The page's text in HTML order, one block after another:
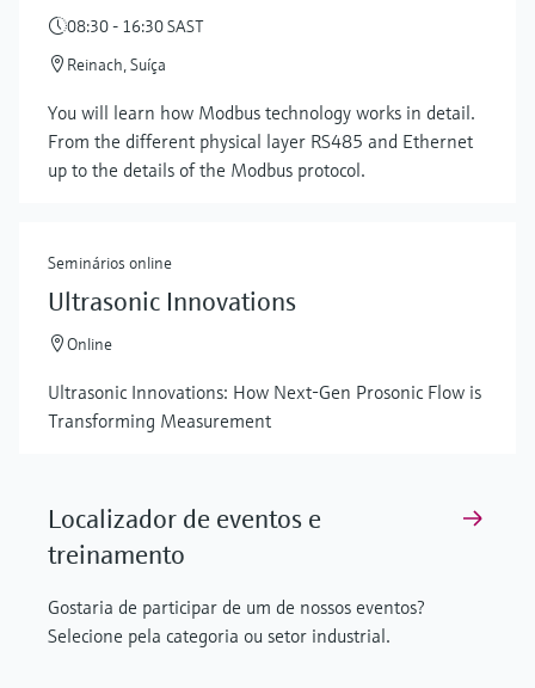
08:30 - 16:30 SAST
Reinach, Suíça
You will learn how Modbus technology works in detail.
From the different physical layer RS485 and Ethernet
up to the details of the Modbus protocol.
Seminários online
Ultrasonic Innovations
Online
Ultrasonic Innovations: How Next-Gen Prosonic Flow is
Transforming Measurement
Localizador de eventos e
treinamento
Gostaria de participar de um de nossos eventos?
Selecione pela categoria ou setor industrial.